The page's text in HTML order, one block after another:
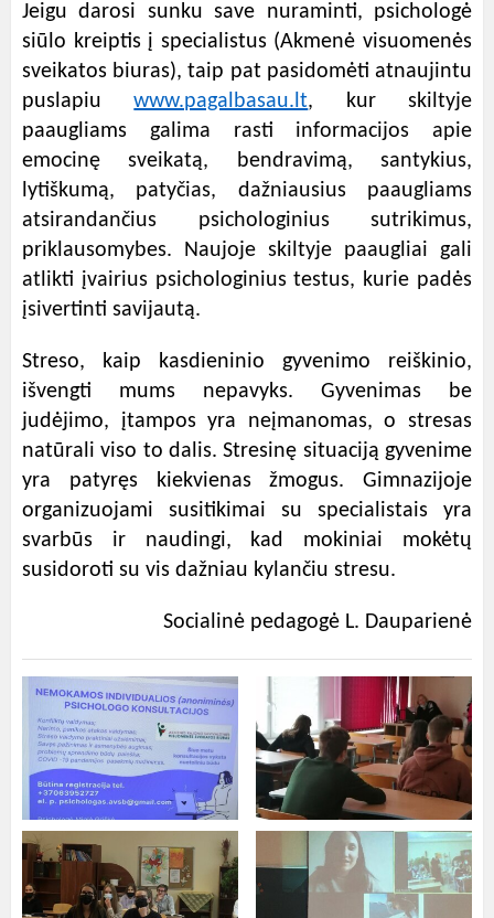
Jeigu darosi sunku save nuraminti, psichologė
siūlo kreiptis į specialistus (Akmenė visuomenės
sveikatos biuras), taip pat pasidomėti atnaujintu
puslapiuwww.pagalbasau.lt, kur skiltyje
paaugliams galima rasti informacijos apie
emocinę sveikatą, bendravimą, santykius,
lytiškumą, patyčias, dažniausius paaugliams
atsirandančius psichologinius sutrikimus,
priklausomybes. Naujoje skiltyje paaugliai gali
atlikti įvairius psichologinius testus, kurie padės
įsivertinti savijautą.
Streso, kaip kasdieninio gyvenimo reiškinio,
išvengti mums nepavyks. Gyvenimas be
judėjimo, įtampos yra neįmanomas, o stresas
natūrali viso to dalis. Stresinę situaciją gyvenime
yra patyręs kiekvienas žmogus. Gimnazijoje
organizuojami susitikimai su specialistais yra
svarbūs ir naudingi, kad mokiniai mokėtų
susidoroti su vis dažniau kylančiu stresu.
Socialinė pedagogė L. Dauparienė